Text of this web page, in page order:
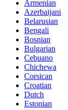
Armenian
Azerbaijani
Belarusian
Bengali
Bosnian
Bulgarian
Cebuano
Chichewa
Corsican
Croatian
Dutch
Estonian